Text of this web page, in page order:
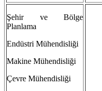
Şehir ve Bölge
Planlama
Endüstri Mühendisliği
Makine Mühendisliği
Çevre Mühendisliği